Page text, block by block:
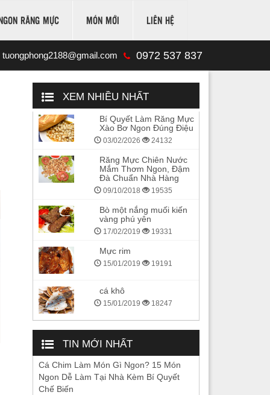
RĂNG MỰC MÓN MỚI LIÊN HỆ
tuongphong2188@gmail.com 0972 537 837
XEM NHIỀU NHẤT
Bí Quyết Làm Răng Mực
Xào Bơ Ngon Đúng Điệu
03/02/2026 24132
Răng Mực Chiên Nước
Mắm Thơm Ngon, Đậm
Đà Chuẩn Nhà Hàng
09/10/2018 19535
Bò một nắng muối kiến
vàng phú yên
17/02/2019 19331
Mực rim
15/01/2019 19191
cá khô
15/01/2019 18247
TIN MỚI NHẤT
Cá Chim Làm Món Gì Ngon? 15 Món
Ngon Dễ Làm Tại Nhà Kèm Bí Quyết
Chế Biến